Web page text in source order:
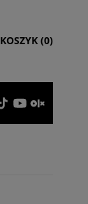
KOSZYK (0)